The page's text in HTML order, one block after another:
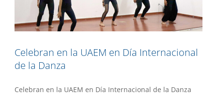
Celebran en la UAEM en Día Internacional
de la Danza
Celebran en la UAEM en Día Internacional de la Danza